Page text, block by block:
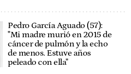
Pedro García Aguado (57):
"Mi madre murió en 2015 de
cáncer de pulmón y la echo
de menos. Estuve años
peleado con ella"